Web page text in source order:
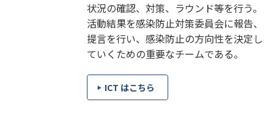
状況の確認、対策、ラウンド等を行う。
活動結果を感染防止対策委員会に報告、
提言を行い、感染防止の方向性を決定し
ていくための重要なチームである。
ICT はこちら